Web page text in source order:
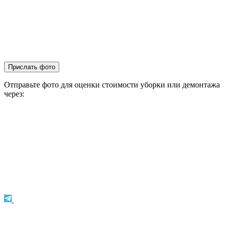
Прислать фото
Отправьте фото для оценки стоимости уборки или демонтажа
через: